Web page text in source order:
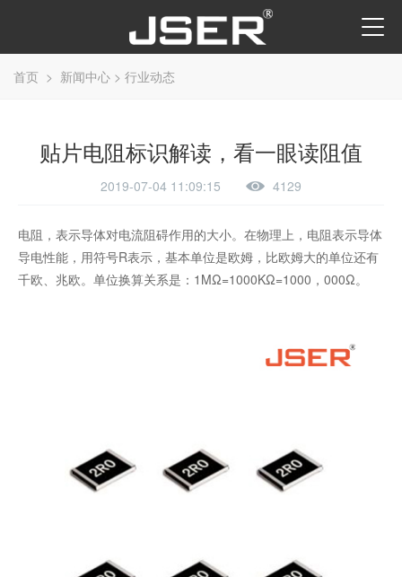
首页 > 新闻中心 > 行业动态
贴片电阻标识解读，看一眼读阻值
2019-07-04 11:09:15 4129
电阻，表示导体对电流阻碍作用的大小。在物理上，电阻表示导体
导电性能，用符号R表示，基本单位是欧姆，比欧姆大的单位还有
千欧、兆欧。单位换算关系是：1MΩ=1000KΩ=1000，000Ω。